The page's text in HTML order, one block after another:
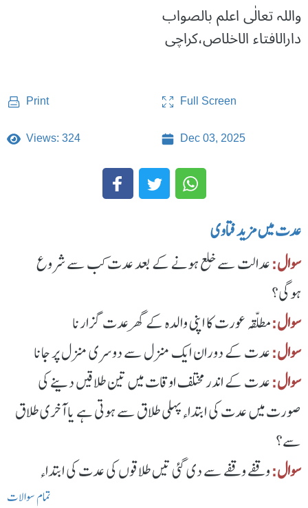
واللہ تعالٰی اعلم بالصواب
دارالافتاء الاخلاص،کراچی
Print Full Screen
Views: 324 Dec 03, 2025
عدت میں مزید فتاوی
سوال:عدالت سے خلع ہونے کے بعد عدت کب سے شروع
ہوگی؟
سوال:مطلّقہ عورت کا اپنی والدہ کے گھر عدت گزارنا
سوال:عدت کے دوران ایک منزل سے دوسری منزل پر جانا
سوال:عدت کے اندر مختلف اوقات میں تین طلاقیں دینے کی
صورت میں عدت کی ابتداء پہلی طلاق سے ہوتی ہے یا آخری طلاق
سے؟
سوال:وقفے وقفے سے دی گئی تیں طلاقوں کی عدت کی ابتداء
تمام سوالات